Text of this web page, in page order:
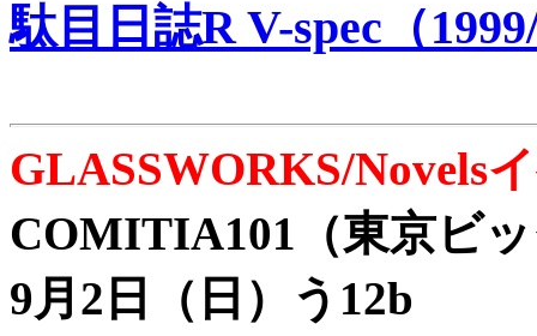
駄目日誌R V-spec（
GLASSWORKS/Novels
COMITIA101（東京ビ
9月2日（日）う12b